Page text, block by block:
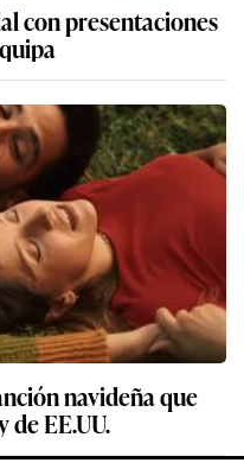
con presentaciones
navideña que
EE.UU.